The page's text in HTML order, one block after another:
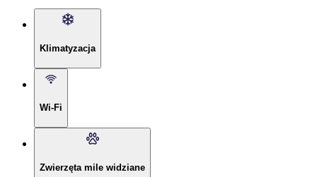
Klimatyzacja
Wi-Fi
Zwierzęta mile widziane